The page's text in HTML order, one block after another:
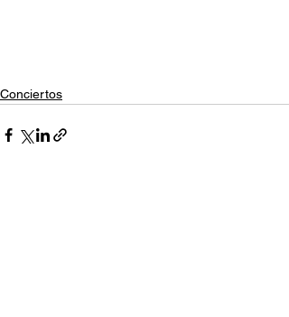
Conciertos